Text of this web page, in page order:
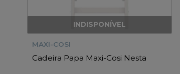
INDISPONÍVEL
MAXI-COSI
Cadeira Papa Maxi-Cosi Nesta